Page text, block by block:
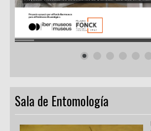
Sala de Entomología